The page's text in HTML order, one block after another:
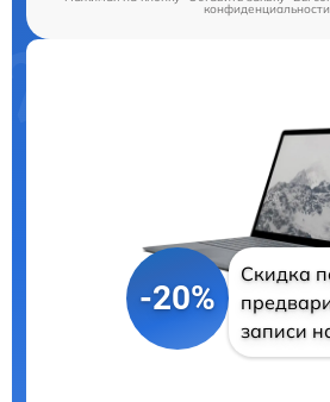
конфиденциальности
-20%
Скидка
записи